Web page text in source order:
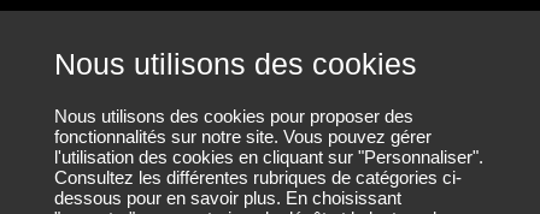
Nous utilisons des cookies
Nous utilisons des cookies pour proposer des
fonctionnalités sur notre site. Vous pouvez gérer
l'utilisation des cookies en cliquant sur "Personnaliser".
Consultez les différentes rubriques de catégories ci-
dessous pour en savoir plus. En choisissant
Mentions légales
Protection des données personnelles
Plan du site